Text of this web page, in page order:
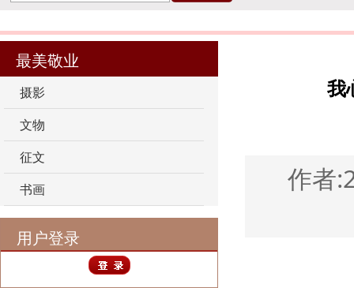
最美敬业
摄影
文物
征文
书画
用户登录
我
作者